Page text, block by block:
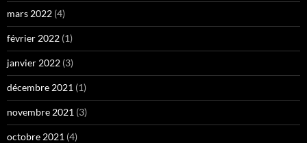
mars 2022 (4)
février 2022 (1)
janvier 2022 (3)
décembre 2021 (1)
novembre 2021 (3)
octobre 2021 (4)